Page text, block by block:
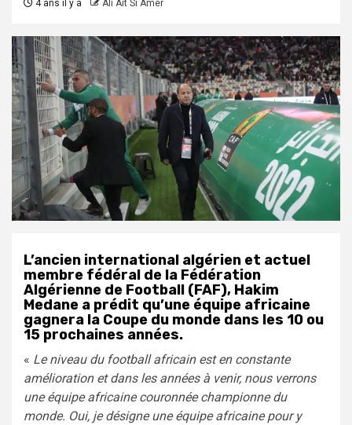
4 ans il y a Ali Ait Si Amer
L’ancien international algérien et actuel
membre fédéral de la Fédération
Algérienne de Football (FAF), Hakim
Medane a prédit qu’une équipe africaine
gagnera la Coupe du monde dans les 10 ou
15 prochaines années.
« Le niveau du football africain est en constante
amélioration et dans les années à venir, nous verrons
une équipe africaine couronnée championne du
monde. Oui, je désigne une équipe africaine pour y